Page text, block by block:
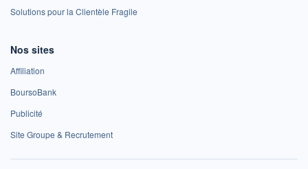
Solutions pour la Clientèle Fragile
Nos sites
Affiliation
BoursoBank
Publicité
Site Groupe & Recrutement